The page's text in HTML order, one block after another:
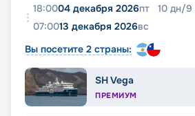
18:0004 декабря 2026пт 10 дн/9
07:0013 декабря 2026вс
Вы посетите 2 страны:
SH Vega
ПРЕМИУМ